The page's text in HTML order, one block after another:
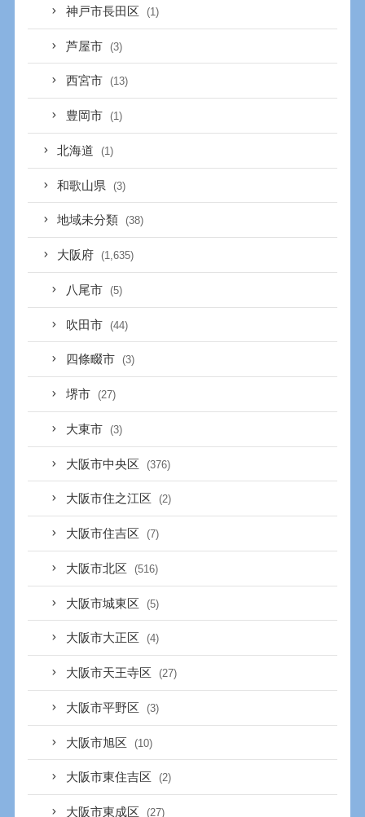
神戸市長田区 (1)
芦屋市 (3)
西宮市 (13)
豊岡市 (1)
北海道 (1)
和歌山県 (3)
地域未分類 (38)
大阪府 (1,635)
八尾市 (5)
吹田市 (44)
四條畷市 (3)
堺市 (27)
大東市 (3)
大阪市中央区 (376)
大阪市住之江区 (2)
大阪市住吉区 (7)
大阪市北区 (516)
大阪市城東区 (5)
大阪市大正区 (4)
大阪市天王寺区 (27)
大阪市平野区 (3)
大阪市旭区 (10)
大阪市東住吉区 (2)
大阪市東成区 (27)